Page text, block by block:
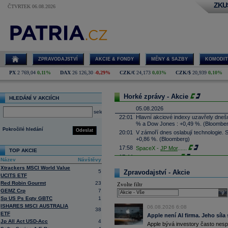
ČTVRTEK 06.08.2026
ZPRAVODAJSTVÍ AKCIE & FONDY MĚNY & SAZBY
PX 2 769,04 0,11% DAX 26 126,30 -0,29% CZK/€ 24,173 0,03% CZK/$ 20,939 0,10%
HLEDÁNÍ V AKCIÍCH
select
Odeslat
Pokročilé hledání
TOP AKCIE
Název
Návštěvy
Xtrackers MSCI World Value
UCITS ETF
5
Red Robin Gourmt
23
GEMZ Crp
7
Sp US Ps Eqty GBTC
1
ISHARES MSCI AUSTRALIA
ETF
38
Jp All Act USD-Acc
4
Horké zprávy - Akcie
05.08.2026
22:01
Hlavní akciové indexy uzavřely
% a Dow Jones : +0,49 %.
20:01
V zámoří dnes oslabují technologie.
+0,86 %. (Bloomberg)
17:58 SpaceX - JP Mor......
17:44 Palantir Techno...
17:16 Booking.com - T...
17:08 CSG získala podíl v kanadské
systémy, technologie protivzdušné
výši podílu ale nesdělila. Cílem
prosadit je zejména na trzích
16:45 Arista Networks...
16:27 AMD-JP Morga......
Zpravodajství - Akcie
Zvolte filtr
06.08.2026 6:08
Apple není AI firma. Jeho
Apple bývá investory často